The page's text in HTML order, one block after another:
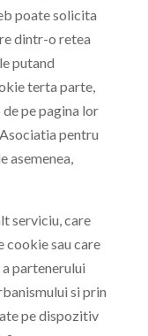
poate solicita
dintr-o retea
putand
terta parte,
pe pagina lor
pentru
asemenea,
serviciu, care
cookie sau care
partenerului
si prin
pe dispozitiv